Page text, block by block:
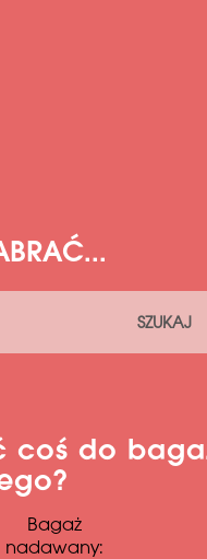
SZUKAJ
coś do
Bagaż
nadawany: